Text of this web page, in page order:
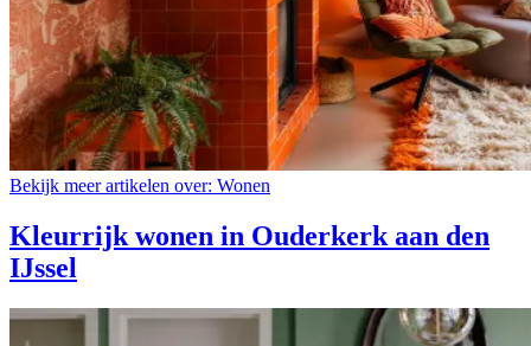
Bekijk meer artikelen over: Wonen
Kleurrijk wonen in Ouderkerk aan den
IJssel